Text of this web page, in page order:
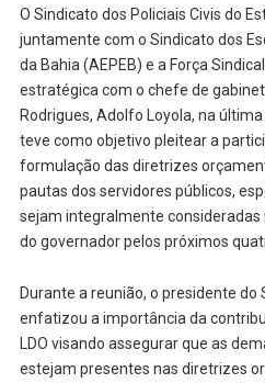
O Sindicato dos Policiais Civis do
juntamente com o Sindicato dos
da Bahia (AEPEB) e a Força
estratégica com o chefe de
Rodrigues, Adolfo Loyola, na
teve como objetivo pleitear a
formulação das diretrizes
pautas dos servidores públicos,
sejam integralmente
do governador pelos próximos
Durante a reunião, o presidente do
enfatizou a importância da
LDO visando assegurar que as
estejam presentes nas diretrizes